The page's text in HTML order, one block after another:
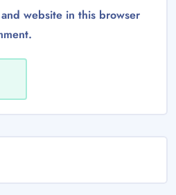
website in this browser